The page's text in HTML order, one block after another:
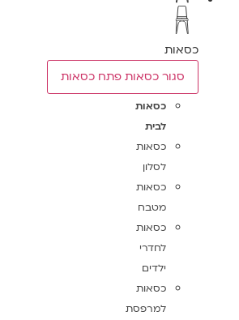
כסאות
סגור כסאות פתח כסאות
כסאות
לבית
כסאות
לסלון
כסאות
מטבח
כסאות
לחדרי
ילדים
כסאות
למרפסת